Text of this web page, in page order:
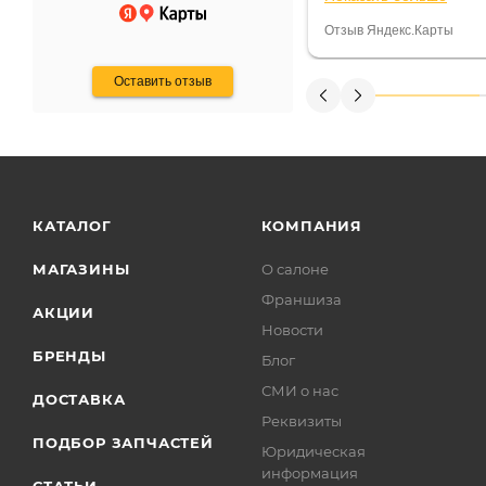
Оставить отзыв
постоянно были на
Считаю, что это
Отзыв Яндекс.Карты
КАТАЛОГ
МАГАЗИНЫ
АКЦИИ
БРЕНДЫ
ДОСТАВКА
ПОДБОР ЗАПЧАСТЕЙ
КОМПАНИЯ
О салоне
Франшиза
Новости
Блог
СМИ о нас
Реквизиты
Юридическая
информация